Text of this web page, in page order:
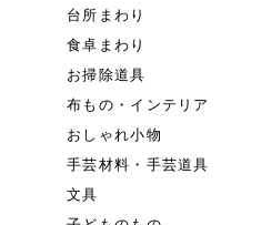
台所まわり
食卓まわり
お掃除道具
布もの・インテリア
おしゃれ小物
手芸材料・手芸道具
文具